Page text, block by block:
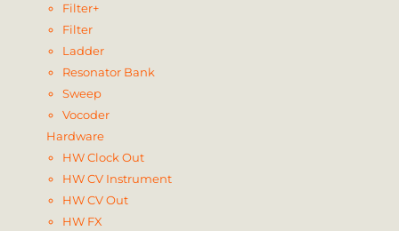
Filter+
Filter
Ladder
Resonator Bank
Sweep
Vocoder
Hardware
HW Clock Out
HW CV Instrument
HW CV Out
HW FX